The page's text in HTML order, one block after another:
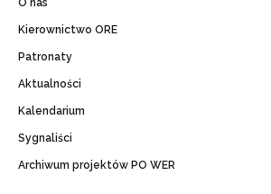
O nas
Kierownictwo ORE
Patronaty
Aktualności
Kalendarium
Sygnaliści
Archiwum projektów PO WER